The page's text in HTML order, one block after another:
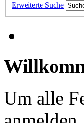
Erweiterte Suche
Um alle